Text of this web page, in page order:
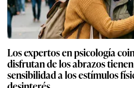
Los expertos en psicología
disfrutan de los abrazos
sensibilidad a los estímulos